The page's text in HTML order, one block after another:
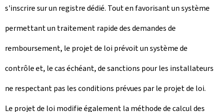
s'inscrire sur un registre dédié. Tout en favorisant un système
permettant un traitement rapide des demandes de
remboursement, le projet de loi prévoit un système de
contrôle et, le cas échéant, de sanctions pour les installateurs
ne respectant pas les conditions prévues par le projet de loi.
Le projet de loi modifie également la méthode de calcul des